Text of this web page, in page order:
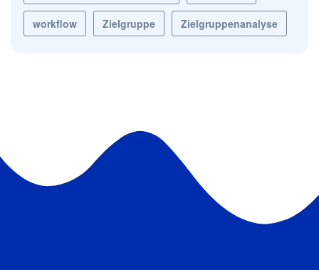
workflow Zielgruppe Zielgruppenanalyse